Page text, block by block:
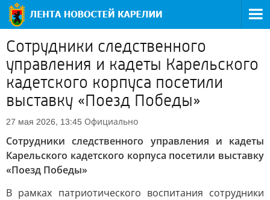
Сотрудники следственного
управления и кадеты Карельского
кадетского корпуса посетили
выставку «Поезд Победы»
27 мая 2026, 13:45 Официально
Сотрудники следственного управления и кадеты
Карельского кадетского корпуса посетили выставку
«Поезд Победы»
В рамках патриотического воспитания сотрудники